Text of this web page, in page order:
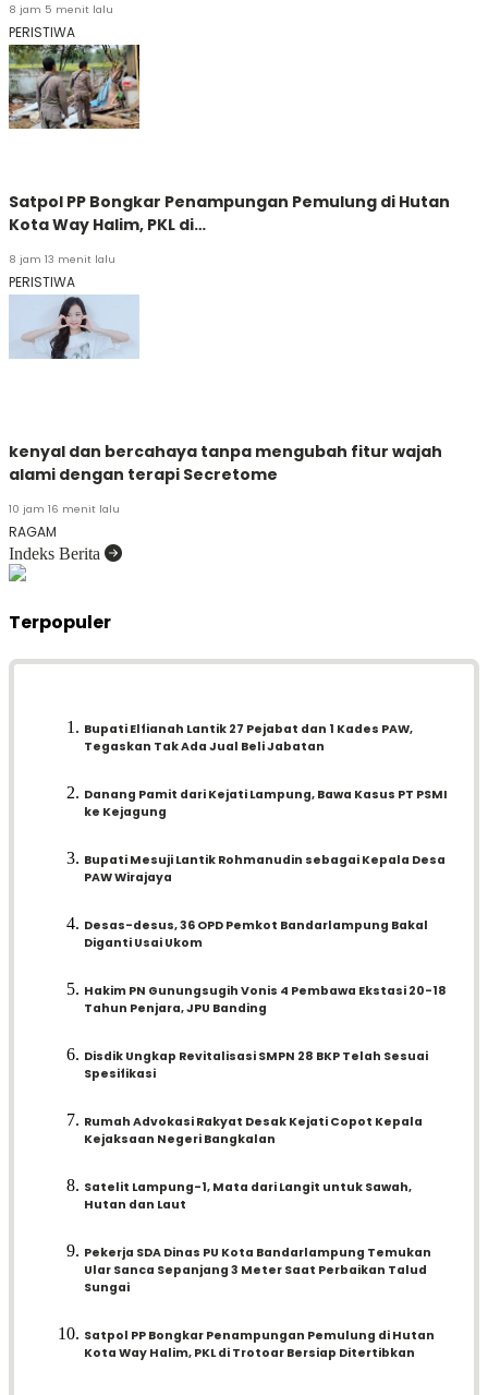
8 jam 5 menit lalu
PERISTIWA
Satpol PP Bongkar Penampungan Pemulung di Hutan
Kota Way Halim, PKL di…
8 jam 13 menit lalu
PERISTIWA
kenyal dan bercahaya tanpa mengubah fitur wajah
alami dengan terapi Secretome
10 jam 16 menit lalu
RAGAM
Indeks Berita
Terpopuler
Bupati Elfianah Lantik 27 Pejabat dan 1 Kades PAW,
Tegaskan Tak Ada Jual Beli Jabatan
Danang Pamit dari Kejati Lampung, Bawa Kasus PT PSMI
ke Kejagung
Bupati Mesuji Lantik Rohmanudin sebagai Kepala Desa
PAW Wirajaya
Desas-desus, 36 OPD Pemkot Bandarlampung Bakal
Diganti Usai Ukom
Hakim PN Gunungsugih Vonis 4 Pembawa Ekstasi 20-18
Tahun Penjara, JPU Banding
Disdik Ungkap Revitalisasi SMPN 28 BKP Telah Sesuai
Spesifikasi
Rumah Advokasi Rakyat Desak Kejati Copot Kepala
Kejaksaan Negeri Bangkalan
Satelit Lampung-1, Mata dari Langit untuk Sawah,
Hutan dan Laut
Pekerja SDA Dinas PU Kota Bandarlampung Temukan
Ular Sanca Sepanjang 3 Meter Saat Perbaikan Talud
Sungai
Satpol PP Bongkar Penampungan Pemulung di Hutan
Kota Way Halim, PKL di Trotoar Bersiap Ditertibkan